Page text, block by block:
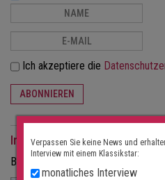
Ich akzeptiere die
ABONNIEREN
Interviews als Magazin
Bestellen Sie die Interviews in
Verpassen Sie keine News und
Interview mit einem Klassikstar:
monatliches Interview